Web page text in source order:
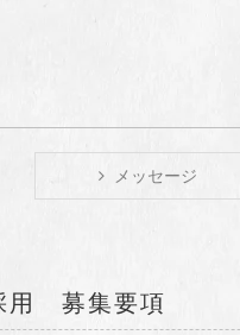
メッセージ
用 募集要項